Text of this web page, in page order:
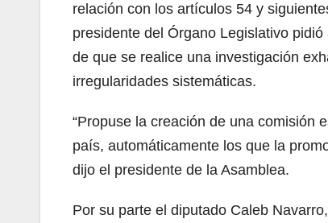
relación con los artículos 54 y
presidente del Órgano Legislativo
de que se realice una investigación
irregularidades sistemáticas.
“Propuse la creación de una comisión
país, automáticamente los que la
dijo el presidente de la Asamblea.
Por su parte el diputado Caleb